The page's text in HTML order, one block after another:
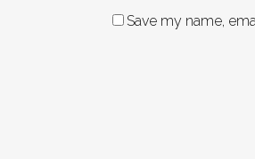
Save my name,